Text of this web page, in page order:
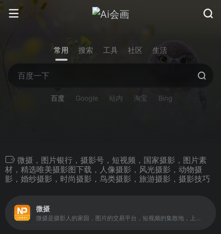
常用 搜索 工具 社区 生活
百度 Google 站内 淘宝 Bing
微摄，图片银行，摄影号，短视频，国家摄影，图片素
材，精选唯美摄影图下载，人像摄影，风光摄影，动物摄
影，婚纱摄影，时尚摄影，鸟类摄影，旅游摄影，摄影技巧
微摄
微摄是摄影人的家园，图片的交易平台，短视频的集散地，上亿张全球高清摄影图片、 国家摄影、图片银行、图片素材、精选唯美摄影图下载、人像摄影、风光摄影、动物摄影、婚纱摄影、时尚摄影、鸟类摄影、旅游摄影、摄影技巧的应有尽有。